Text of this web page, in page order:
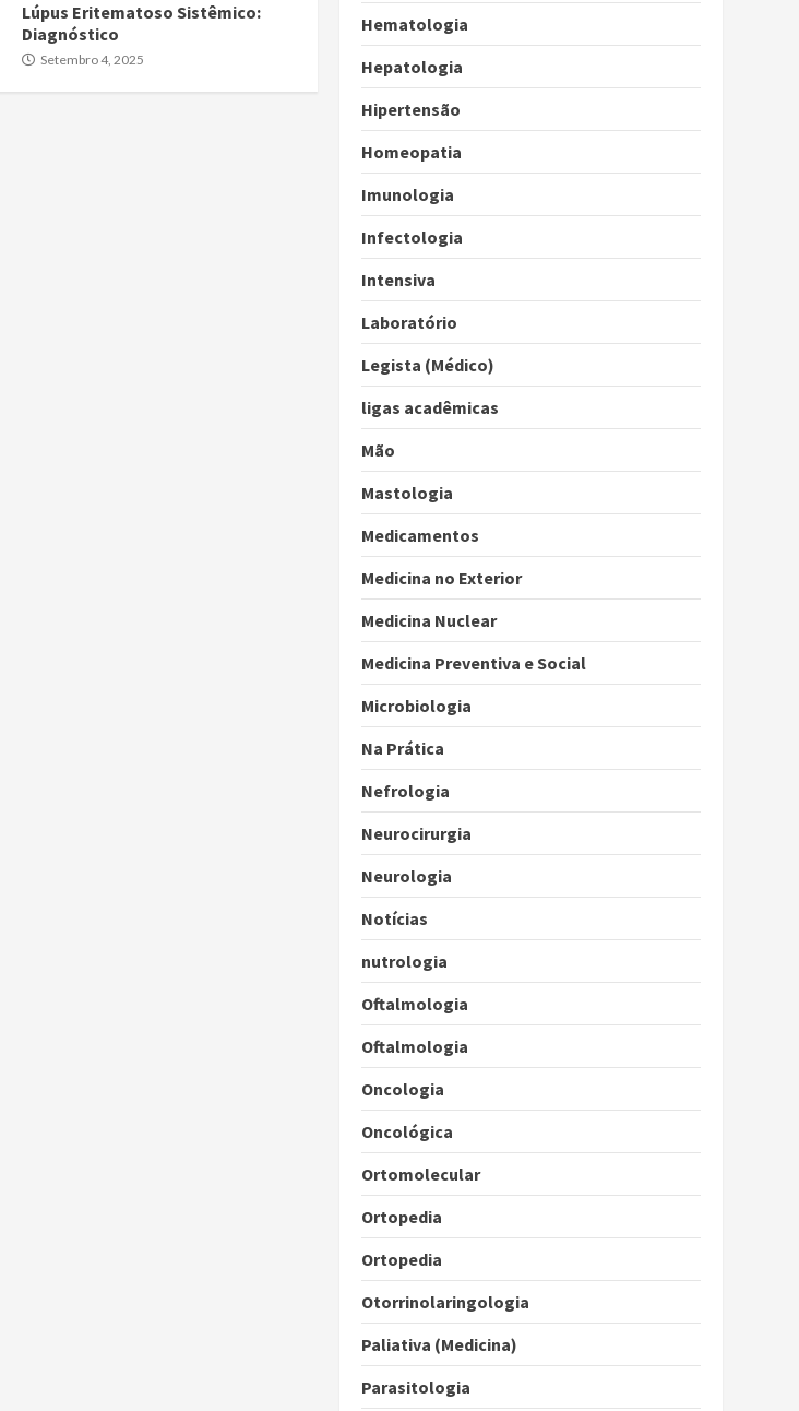
Lúpus Eritematoso Sistêmico:
Diagnóstico
Setembro 4, 2025
Hematologia
Hepatologia
Hipertensão
Homeopatia
Imunologia
Infectologia
Intensiva
Laboratório
Legista (Médico)
ligas acadêmicas
Mão
Mastologia
Medicamentos
Medicina no Exterior
Medicina Nuclear
Medicina Preventiva e Social
Microbiologia
Na Prática
Nefrologia
Neurocirurgia
Neurologia
Notícias
nutrologia
Oftalmologia
Oftalmologia
Oncologia
Oncológica
Ortomolecular
Ortopedia
Ortopedia
Otorrinolaringologia
Paliativa (Medicina)
Parasitologia